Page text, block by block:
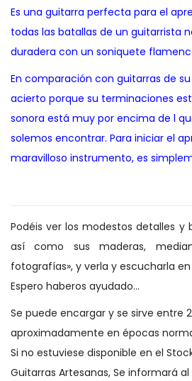
Es una guitarra perfecta para el
todas las batallas de un guitarrista
duradera con un soniquete
En comparación con guitarras de
acierto porque su terminaciones
sonora está muy por encima de l
solemos encontrar. Para iniciar el
maravilloso instrumento, es
Podéis ver los modestos detalles y
así como sus maderas,
fotografías», y verla y escucharla en
Espero haberos ayudado…
Se puede encargar y se sirve entre
aproximadamente en épocas
Si no estuviese disponible en el
Guitarras Artesanas, Se informará al